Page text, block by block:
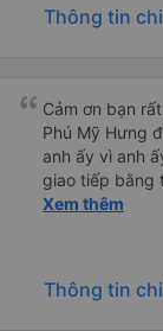
Thông tin
Cảm ơn bạn
Phú Mỹ Hưng
anh ấy vì anh
giao tiếp bằng
trước khi lên
bạn đi xe đưa
hẹn. Vì bạn
họ, dù tài xế
Xem thêm
Thông tin